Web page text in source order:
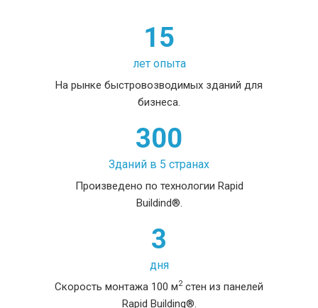
15
лет опыта
На рынке быстровозводимых зданий для
бизнеса.
300
Зданий в 5 странах
Произведено по технологии Rapid
Buildind®.
3
дня
Скорость монтажа 100 м2стен из панелей
Rapid Building®.